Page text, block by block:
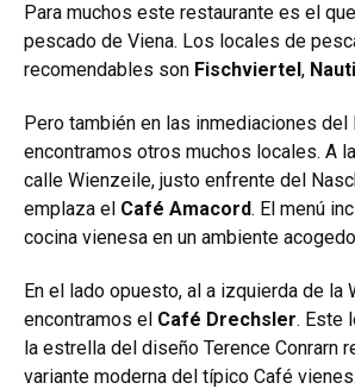
Para muchos este restaurante es el
pescado de Viena. Los locales de
recomendables son Fischviertel,
Pero también en las inmediaciones del
encontramos otros muchos locales. A
calle Wienzeile, justo enfrente del
emplaza el Café Amacord. El menú
cocina vienesa en un ambiente
En el lado opuesto, al a izquierda de la
encontramos el Café Drechsler. Este
la estrella del diseño Terence Conrarn
variante moderna del típico Café vienes.